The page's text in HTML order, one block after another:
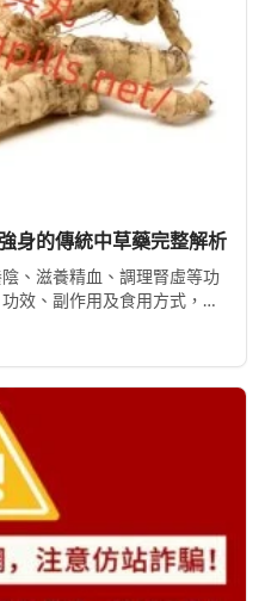
身的傳統中草藥完整解析
、滋養精血、調理腎虛等功
效、副作用及食用方式，包